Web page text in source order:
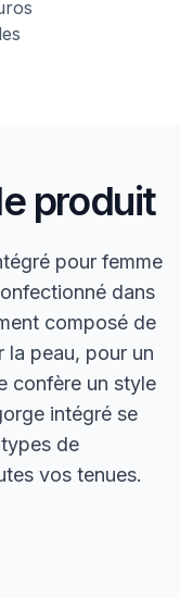
produit
pour femme
dans
composé de
la peau, pour un
confère un style
intégré se
de
vos tenues.